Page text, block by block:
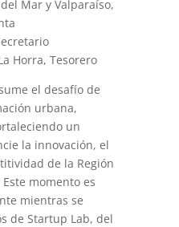
Mar y Valparaíso,
Horra, Tesorero
el desafío de
urbana,
un
la innovación, el
de la Región
momento es
mientras se
de Startup Lab, del